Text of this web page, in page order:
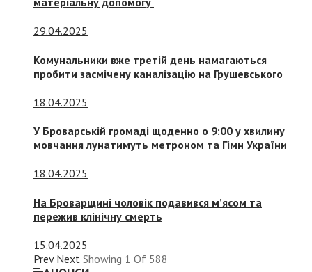
29.04.2025
Комунальники вже третій день намагаються
пробити засмічену каналізацію на Грушевського
18.04.2025
У Броварській громаді щоденно о 9:00 у хвилину
мовчання лунатимуть метроном та Гімн України
18.04.2025
На Броварщині чоловік подавився м’ясом та
пережив клінічну смерть
15.04.2025
Prev Next Showing 1 Of 588